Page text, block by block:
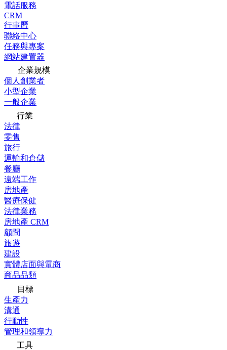
電話服務
CRM
行事曆
聯絡中心
任務與專案
網站建置器
企業規模
個人創業者
小型企業
一般企業
行業
法律
零售
旅行
運輸和倉儲
餐廳
遠端工作
房地產
醫療保健
法律業務
房地產 CRM
顧問
旅遊
建設
實體店面與電商
商品品類
目標
生產力
溝通
行動性
管理和領導力
工具